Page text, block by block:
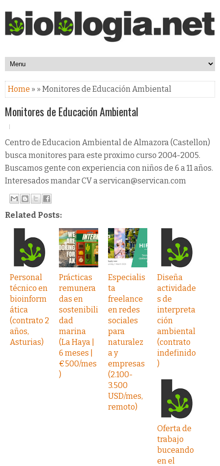
Home » » Monitores de Educación Ambiental
Monitores de Educación Ambiental
Centro de Educacion Ambiental de Almazora (Castellon)
busca monitores para este proximo curso 2004-2005.
Buscamos gente con experiencia con niños de 6 a 11 años.
Interesados mandar CV a servican@servican.com
Related Posts:
Personal
técnico en
bioinform
ática
(contrato 2
años,
Asturias)
Prácticas
remunera
das en
sostenibili
dad
marina
(La Haya |
6 meses |
€500/mes
)
Especialis
ta
freelance
en redes
sociales
para
naturalez
a y
empresas
(2.100-
3.500
USD/mes,
remoto)
Diseña
actividade
s de
interpreta
ción
ambiental
(contrato
indefinido
)
Oferta de
trabajo
buceando
en el